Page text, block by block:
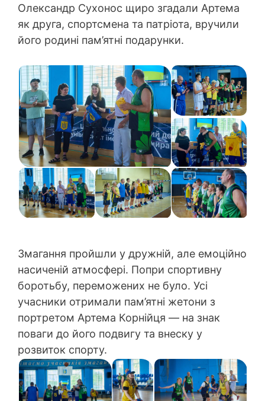
Олександр Сухонос щиро згадали Артема
як друга, спортсмена та патріота, вручили
його родині пам’ятні подарунки.
Змагання пройшли у дружній, але емоційно
насиченій атмосфері. Попри спортивну
боротьбу, переможених не було. Усі
учасники отримали пам’ятні жетони з
портретом Артема Корнійця — на знак
поваги до його подвигу та внеску у
розвиток спорту.